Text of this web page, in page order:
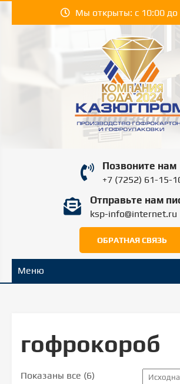
Мы открыты: с 10:00 до
Производство гофрокартона и
в Шымкенте.
Позвоните нам
+7 (7252) 61-15-
Отправьте нам
ksp-info@internet.ru
ОБРАТНАЯ СВЯЗЬ
Меню
гофрокороб
Показаны все (6)